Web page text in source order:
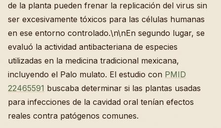
de la planta pueden frenar la replicación del virus sin
ser excesivamente tóxicos para las células humanas
en ese entorno controlado.\n\nEn segundo lugar, se
evaluó la actividad antibacteriana de especies
utilizadas en la medicina tradicional mexicana,
incluyendo el Palo mulato. El estudio con PMID
22465591 buscaba determinar si las plantas usadas
para infecciones de la cavidad oral tenían efectos
reales contra patógenos comunes.